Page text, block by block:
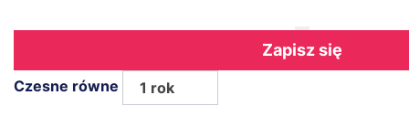
Zapisz się
Czesne równe 1 rok